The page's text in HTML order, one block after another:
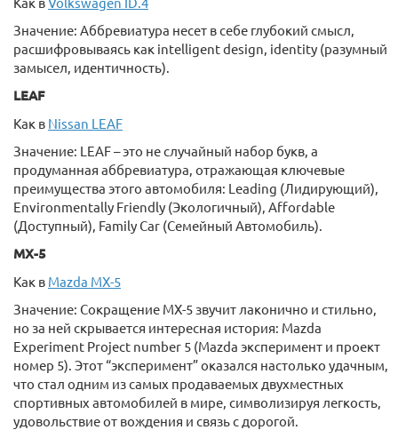
Значение: Аббревиатура несет в себе глубокий смысл,
расшифровываясь как intelligent design, identity (разумный
замысел, идентичность).
LEAF
Как в Nissan LEAF
Значение: LEAF – это не случайный набор букв, а
продуманная аббревиатура, отражающая ключевые
преимущества этого автомобиля: Leading (Лидирующий),
Environmentally Friendly (Экологичный), Affordable
(Доступный), Family Car (Семейный Автомобиль).
MX-5
Как в Mazda MX-5
Значение: Сокращение MX-5 звучит лаконично и стильно,
но за ней скрывается интересная история: Mazda
Experiment Project number 5 (Mazda эксперимент и проект
номер 5). Этот “эксперимент” оказался настолько удачным,
что стал одним из самых продаваемых двухместных
спортивных автомобилей в мире, символизируя легкость,
удовольствие от вождения и связь с дорогой.